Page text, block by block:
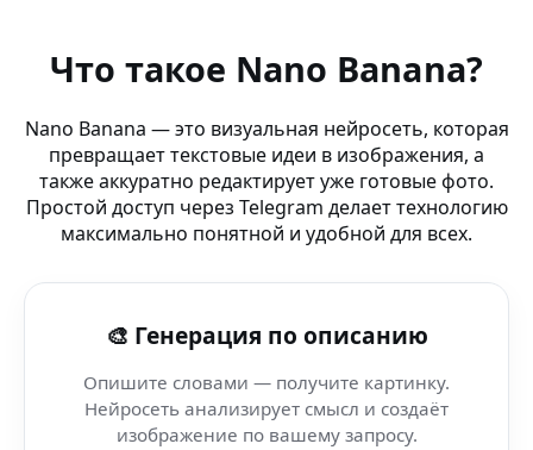
Редактор фото онлайн — Canva Pro — генерация
Аватарки в аниме стиле — Nano Banana — платформа
AI обложки (камера) — AI-редактор Nano Banana для
AI-дизайнер Nano Banana (Huawei Watch) — Nano
Аватарки в аниме стиле — Ibis Paint — визуальное
Что такое Nano Banana?
Nano Banana — это визуальная нейросеть, которая
превращает текстовые идеи в изображения, а
также аккуратно редактирует уже готовые фото.
Простой доступ через Telegram делает технологию
максимально понятной и удобной для всех.
🎨 Генерация по описанию
Опишите словами — получите картинку.
Нейросеть анализирует смысл и создаёт
изображение по вашему запросу.